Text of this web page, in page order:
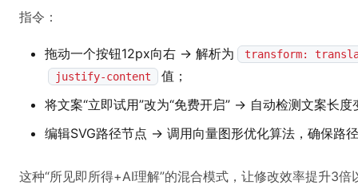
指令：
拖动一个按钮12px向右 → 解析为
transform:
justify-content
值；
将文案“立即试用”改为“免费开启” → 自动检测文案长
编辑SVG路径节点 → 调用向量图形优化算法，确保路
这种“所见即所得+AI理解”的混合模式，让修改效率提升3